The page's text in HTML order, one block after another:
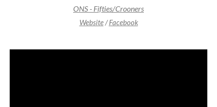
ONS - Fifties/Crooners
Website/Facebook